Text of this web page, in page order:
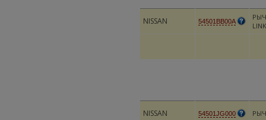
NISSAN 54501BB00A
LINK
NISSAN 54501JG000